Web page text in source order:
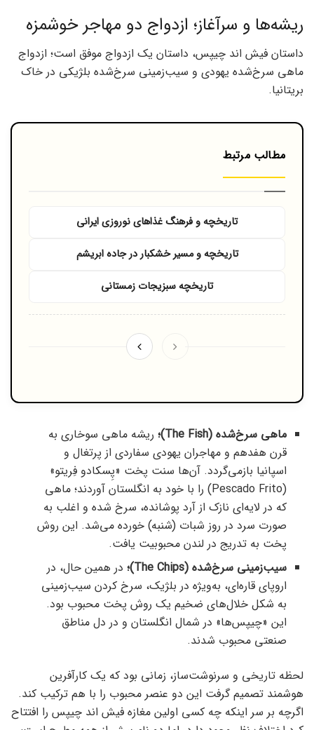
ریشه‌ها و سرآغاز؛ ازدواج دو مهاجر خوشمزه
داستان فیش اند چیپس، داستان یک ازدواج موفق است؛ ازدواج
ماهی سرخ‌شده یهودی و سیب‌زمینی سرخ‌شده بلژیکی در خاک
بریتانیا.
مطالب مرتبط
تاریخچه و فرهنگ غذاهای نوروزی ایرانی
تاریخچه و مسیر خشکبار در جاده ابریشم
تاریخچه سبزیجات زمستانی
ماهی سرخ‌شده (The Fish)؛
ریشه ماهی سوخاری به
قرن هفدهم و مهاجران یهودی سفاردی از پرتغال و
اسپانیا بازمی‌گردد. آن‌ها سنت پخت «پِسکادو فِریتو»
(Pescado Frito) را با خود به انگلستان آوردند؛ ماهی
که در لایه‌ای نازک از آرد پوشانده، سرخ شده و اغلب به
صورت سرد در روز شبات (شنبه) خورده می‌شد. این روش
پخت به تدریج در لندن محبوبیت یافت.
سیب‌زمینی سرخ‌شده (The Chips)؛
در همین حال، در
اروپای قاره‌ای، به‌ویژه در بلژیک، سرخ کردن سیب‌زمینی
به شکل خلال‌های ضخیم یک روش پخت محبوب بود.
این «چیپس‌ها» در شمال انگلستان و در دل مناطق
صنعتی محبوب شدند.
لحظه تاریخی و سرنوشت‌ساز، زمانی بود که یک کارآفرین
هوشمند تصمیم گرفت این دو عنصر محبوب را با هم ترکیب کند.
اگرچه بر سر اینکه چه کسی اولین مغازه فیش اند چیپس را افتتاح